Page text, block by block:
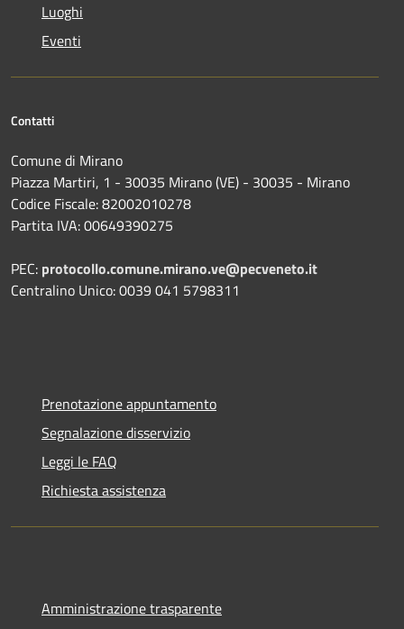
Luoghi
Eventi
Contatti
Comune di Mirano
Piazza Martiri, 1 - 30035 Mirano (VE) - 30035 - Mirano
Codice Fiscale: 82002010278
Partita IVA: 00649390275
PEC: protocollo.comune.mirano.ve@pecveneto.it
Centralino Unico: 0039 041 5798311
Prenotazione appuntamento
Segnalazione disservizio
Leggi le FAQ
Richiesta assistenza
Amministrazione trasparente